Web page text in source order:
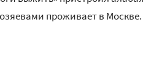
проживает в Москве.